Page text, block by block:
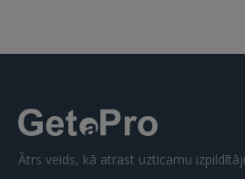
Ātrs veids, kā atrast uzticamu